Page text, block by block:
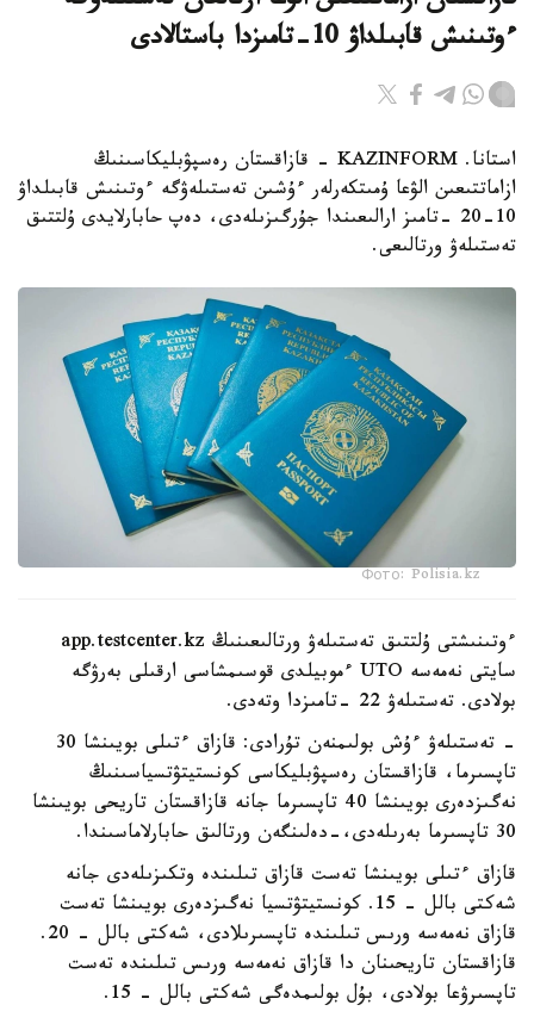
ءوتىنىش قابىلداۋ 10-تامىزدا باستالادى
استانا. KAZINFORM - قازاقستان رەسپۋبليكاسىنىڭ
ازاماتتىعىن الۋعا ۇمىتكەرلەر ءۇشىن تەستىلەۋگە ءوتىنىش قابىلداۋ
10-20 -تامىز ارالىعىندا جۇرگىزىلەدى، دەپ حابارلايدى ۇلتتىق
تەستىلەۋ ورتالىعى.
Фото: Polisia.kz
ءوتىنىشتى ۇلتتىق تەستىلەۋ ورتالىعىنىڭ app.testcenter.kz
سايتى نەمەسە UTO ءموبيلدى قوسىمشاسى ارقىلى بەرۋگە
بولادى. تەستىلەۋ 22 -تامىزدا وتەدى.
- تەستىلەۋ ءۇش بولىمنەن تۇرادى: قازاق ءتىلى بويىنشا 30
تاپسىرما، قازاقستان رەسپۋبليكاسى كونستيتۋتسياسىنىڭ
نەگىزدەرى بويىنشا 40 تاپسىرما جانە قازاقستان تاريحى بويىنشا
30 تاپسىرما بەرىلەدى،-دەلىنگەن ورتالىق حابارلاماسىندا.
قازاق ءتىلى بويىنشا تەست قازاق تىلىندە وتكىزىلەدى جانە
شەكتى بالل - 15. كونستيتۋتسيا نەگىزدەرى بويىنشا تەست
قازاق نەمەسە ورىس تىلىندە تاپسىرىلادى، شەكتى بالل - 20.
قازاقستان تاريحىنان دا قازاق نەمەسە ورىس تىلىندە تەست
تاپسىرۋعا بولادى، بۇل بولىمدەگى شەكتى بالل - 15.